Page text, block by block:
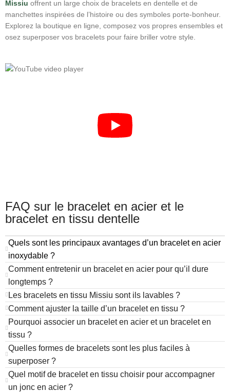
Missiu offrent un large choix de bracelets en dentelle et de
manchettes inspirées de l’histoire ou des symboles porte‑bonheur.
Explorez la boutique en ligne, composez vos propres ensembles et
osez superposer vos bracelets pour faire briller votre style.
FAQ sur le bracelet en acier et le
bracelet en tissu dentelle
Quels sont les principaux avantages d’un bracelet en acier
inoxydable ?
Comment entretenir un bracelet en acier pour qu’il dure
longtemps ?
Les bracelets en tissu Missiu sont ils lavables ?
Comment ajuster la taille d’un bracelet en tissu ?
Pourquoi associer un bracelet en acier et un bracelet en
tissu ?
Quelles formes de bracelets sont les plus faciles à
superposer ?
Quel motif de bracelet en tissu choisir pour accompagner
un jonc en acier ?